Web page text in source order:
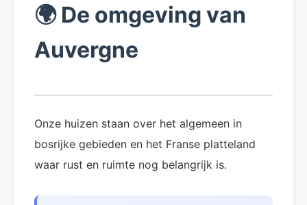
🌍De omgeving van
Auvergne
Onze huizen staan over het algemeen in
bosrijke gebieden en het Franse platteland
waar rust en ruimte nog belangrijk is.